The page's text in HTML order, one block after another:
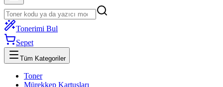
Tonerimi Bul
Sepet
Tüm Kategoriler
Toner
Mürekkep Kartuşları